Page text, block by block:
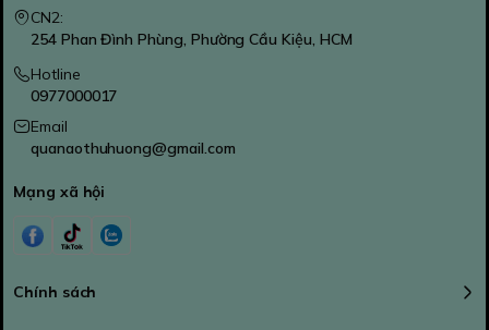
CN2:
254 Phan Đình Phùng, Phường Cầu Kiệu, HCM
Hotline
0977000017
Email
quanaothuhuong@gmail.com
Mạng xã hội
Chính sách